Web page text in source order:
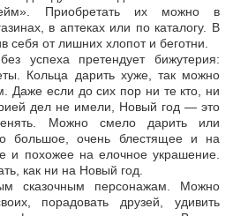
Приобретать их можно в
в аптеках или по каталогу. В
себя от лишних хлопот и беготни.
успеха претендует бижутерия:
Кольца дарить хуже, так можно
Даже если до сих пор ни те кто, ни
дел не имели, Новый год — это
Можно смело дарить или
большое, очень блестящее и на
и похожее на елочное украшение.
как ни на Новый год.
сказочным персонажам. Можно
порадовать друзей, удивить